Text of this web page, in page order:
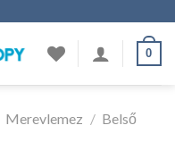
0
Merevlemez / Belső